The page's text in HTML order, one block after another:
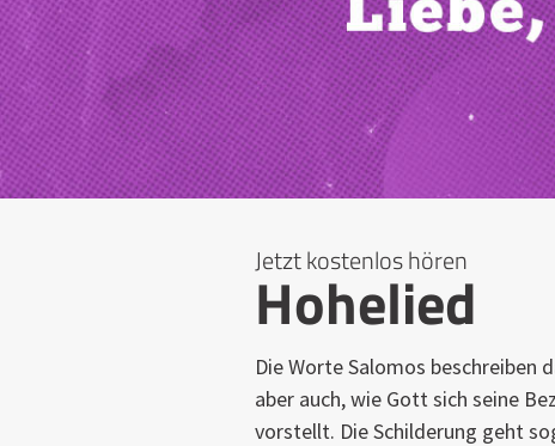
Jetzt kostenlos hören
Hohelied
Die Worte Salomos beschreiben
aber auch, wie Gott sich seine
vorstellt. Die Schilderung geht